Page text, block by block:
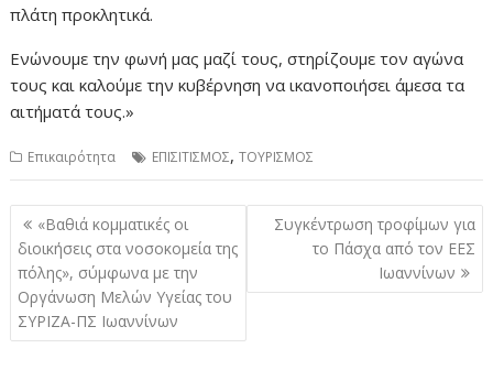
πλάτη προκλητικά.
Ενώνουμε την φωνή μας μαζί τους, στηρίζουμε τον αγώνα
τους και καλούμε την κυβέρνηση να ικανοποιήσει άμεσα τα
αιτήματά τους.»
Επικαιρότητα ΕΠΙΣΙΤΙΣΜΟΣ,ΤΟΥΡΙΣΜΟΣ
Πλοήγηση
άρθρων
«Βαθιά κομματικές οι
διοικήσεις στα νοσοκομεία της
πόλης», σύμφωνα με την
Οργάνωση Μελών Υγείας του
ΣΥΡΙΖΑ-ΠΣ Ιωαννίνων
Συγκέντρωση τροφίμων για
το Πάσχα από τον ΕΕΣ
Ιωαννίνων